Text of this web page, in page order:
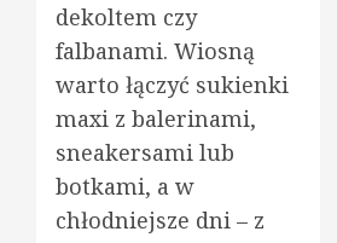
dekoltem czy
falbanami. Wiosną
warto łączyć sukienki
maxi z balerinami,
sneakersami lub
botkami, a w
chłodniejsze dni – z